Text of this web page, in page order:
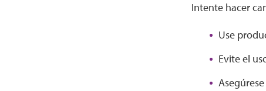
Intente hacer
Use
Evite el